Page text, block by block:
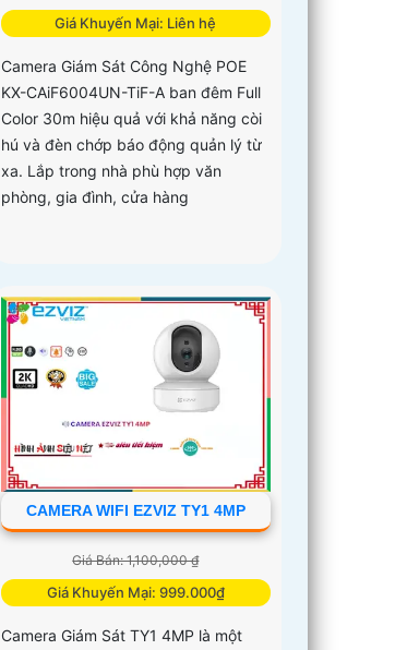
Giá Khuyến Mại: Liên hệ
Camera Giám Sát Công Nghệ POE
KX-CAiF6004UN-TiF-A ban đêm Full
Color 30m hiệu quả với khả năng còi
hú và đèn chớp báo động quản lý từ
xa. Lắp trong nhà phù hợp văn
phòng, gia đình, cửa hàng
CAMERA WIFI EZVIZ TY1 4MP
Giá Bán: 1,100,000 ₫
Giá Khuyến Mại: 999.000₫
Camera Giám Sát TY1 4MP là một